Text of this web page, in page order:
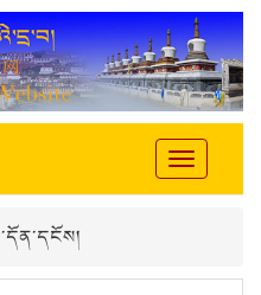
Toggle
navigation